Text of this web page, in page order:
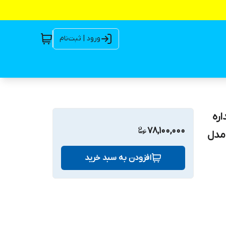
ورود | ثبت‌نام
مدل
78,100,000
افزودن به سبد خرید